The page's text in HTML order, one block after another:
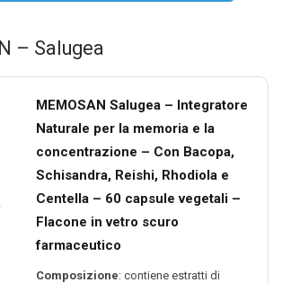
– Salugea
MEMOSAN Salugea – Integratore
Naturale per la memoria e la
concentrazione – Con Bacopa,
Schisandra, Reishi, Rhodiola e
Centella – 60 capsule vegetali –
Flacone in vetro scuro
farmaceutico
Composizione: contiene estratti di